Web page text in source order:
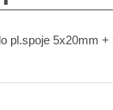
pl.spoje 5x20mm +